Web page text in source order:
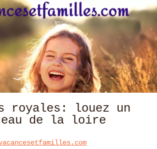
royales: louez un
de la loire